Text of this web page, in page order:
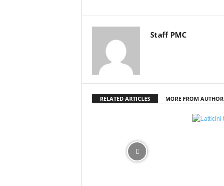
Staff PMC
RELATED ARTICLES MORE FROM AUTHOR